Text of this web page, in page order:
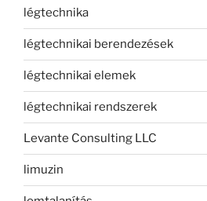
légtechnika
légtechnikai berendezések
légtechnikai elemek
légtechnikai rendszerek
Levante Consulting LLC
limuzin